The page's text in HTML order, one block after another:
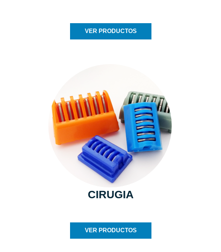
VER PRODUCTOS
CIRUGIA
VER PRODUCTOS